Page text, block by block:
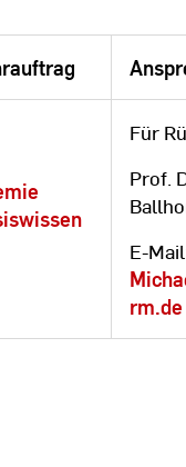
Für
Prof.
E-
rm.de